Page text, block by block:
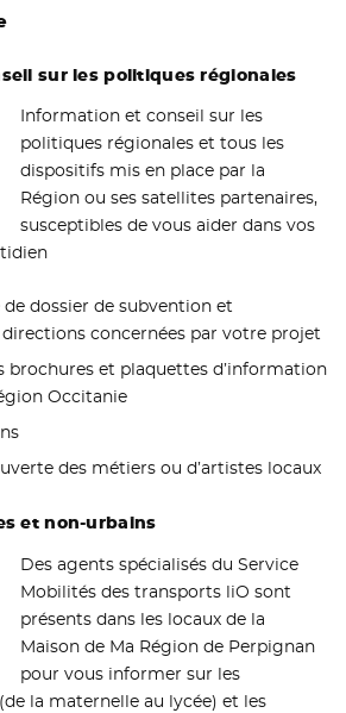
sur les politiques régionales
Information et conseil sur les
politiques régionales et tous les
dispositifs mis en place par la
Région ou ses satellites partenaires,
susceptibles de vous aider dans vos
dossier de subvention et
concernées par votre projet
brochures et plaquettes d’information
Occitanie
des métiers ou d’artistes locaux
et non-urbains
Des agents spécialisés du Service
Mobilités des transports liO sont
présents dans les locaux de la
Maison de Ma Région de Perpignan
pour vous informer sur les
la maternelle au lycée) et les